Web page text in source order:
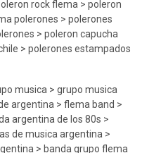
rock flema > poleron
polerones > polerones
> poleron capucha
> polerones estampados
musica > grupo musica
argentina > flema band >
argentina de los 80s >
de musica argentina >
> banda grupo flema